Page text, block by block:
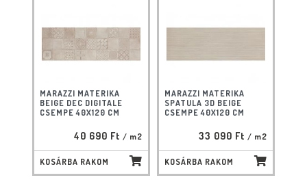
MARAZZI MATERIKA
BEIGE DEC DIGITALE
CSEMPE 40X120 CM
40 690 Ft / m2
KOSÁRBA RAKOM
MARAZZI MATERIKA
SPATULA 3D BEIGE
CSEMPE 40X120 CM
33 090 Ft / m2
KOSÁRBA RAKOM